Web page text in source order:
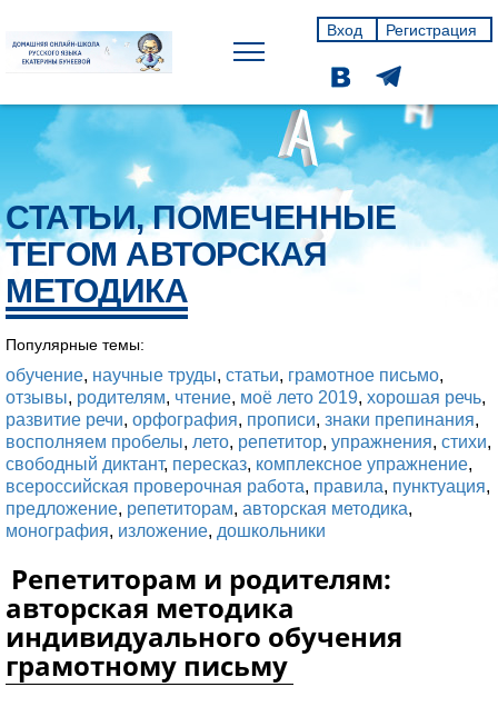
Вход Регистрация
СТАТЬИ, ПОМЕЧЕННЫЕ
ТЕГОМ АВТОРСКАЯ
МЕТОДИКА
Популярные темы:
обучение, научные труды, статьи, грамотное письмо,
отзывы, родителям, чтение, моё лето 2019, хорошая речь,
развитие речи, орфография, прописи, знаки препинания,
восполняем пробелы, лето, репетитор, упражнения, стихи,
свободный диктант, пересказ, комплексное упражнение,
всероссийская проверочная работа, правила, пунктуация,
предложение, репетиторам, авторская методика,
монография, изложение, дошкольники
Репетиторам и родителям:
авторская методика
индивидуального обучения
грамотному письму